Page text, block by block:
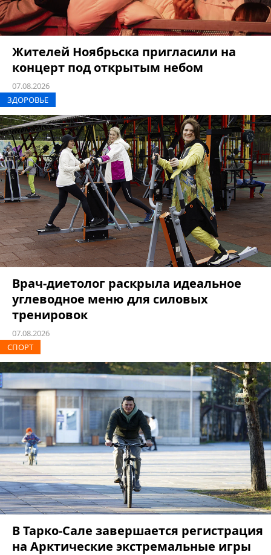
Жителей Ноябрьска пригласили на
концерт под открытым небом
07.08.2026
ЗДОРОВЬЕ
Врач-диетолог раскрыла идеальное
углеводное меню для силовых
тренировок
07.08.2026
СПОРТ
В Тарко-Сале завершается регистрация
на Арктические экстремальные игры